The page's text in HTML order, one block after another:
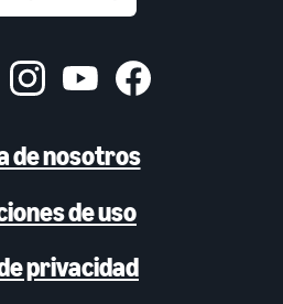
de nosotros
de uso
privacidad